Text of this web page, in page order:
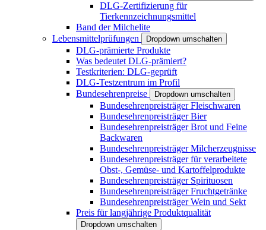
DLG-Zertifizierung für
Tierkennzeichnungsmittel
Band der Milchelite
Lebensmittelprüfungen
Dropdown umschalten
DLG-prämierte Produkte
Was bedeutet DLG-prämiert?
Testkriterien: DLG-geprüft
DLG-Testzentrum im Profil
Bundesehrenpreise
Dropdown umschalten
Bundesehrenpreisträger Fleischwaren
Bundesehrenpreisträger Bier
Bundesehrenpreisträger Brot und Feine
Backwaren
Bundesehrenpreisträger Milcherzeugnisse
Bundesehrenpreisträger für verarbeitete
Obst-, Gemüse- und Kartoffelprodukte
Bundesehrenpreisträger Spirituosen
Bundesehrenpreisträger Fruchtgetränke
Bundesehrenpreisträger Wein und Sekt
Preis für langjährige Produktqualität
Dropdown umschalten